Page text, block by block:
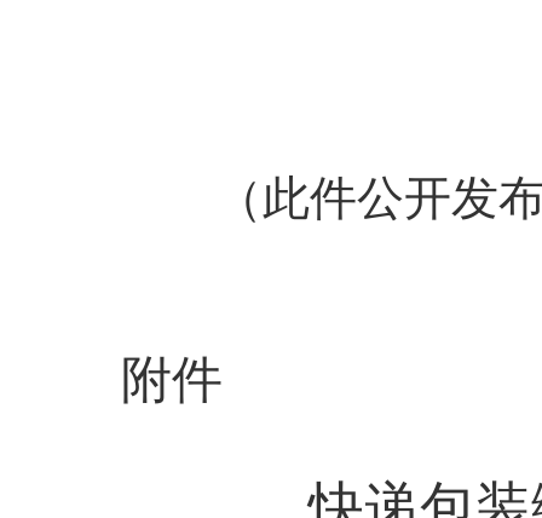
（此件公开发
附件